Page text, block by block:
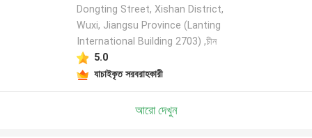
Dongting Street, Xishan District,
Wuxi, Jiangsu Province (Lanting
International Building 2703) ,চীন
5.0
যাচাইকৃত সরবরাহকারী
আরো দেখুন